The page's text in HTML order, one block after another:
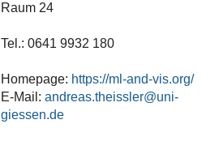
Raum 24
Tel.: 0641 9932 180
Homepage: https://ml-and-vis.org/
E-Mail:andreas.theissler